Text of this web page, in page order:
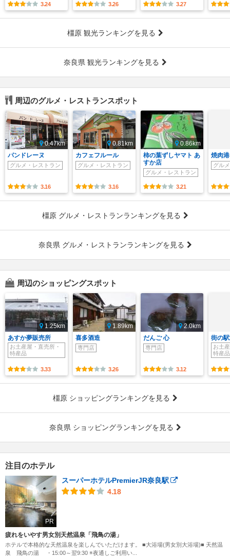
3.24 3.26 3.27
橿原 観光ランキングを見る
奈良県 観光ランキングを見る
周辺のグルメ・レストランスポット
0.47km
パンドレーヌ
グルメ・レストラン
3.16
0.81km
カフェフルール
グルメ・レストラン
3.16
0.86km
柿の葉ずしヤマト あ
すか店
グルメ・レストラン
3.21
焼肉港
グル
橿原 グルメ・レストランランキングを見る
奈良県 グルメ・レストランランキングを見る
周辺のショッピングスポット
1.25km
あすか夢販売所
お土産屋・直売所・
特産品
3.33
1.89km
喜多酒造
専門店
3.26
2.0km
だんご 心
専門店
3.12
街の
お土
特産品
橿原 ショッピングランキングを見る
奈良県 ショッピングランキングを見る
注目のホテル
PR
スーパーホテルPremierJR奈良駅
4.18
疲れをいやす男女別天然温泉「飛鳥の湯」
ホテルで本格的な天然温泉を楽しんでいただけます。 ■大浴場(男女別大浴場)■ 天然温
泉 飛鳥の湯 ・15:00～翌9:30 ※夜通しご利用い...